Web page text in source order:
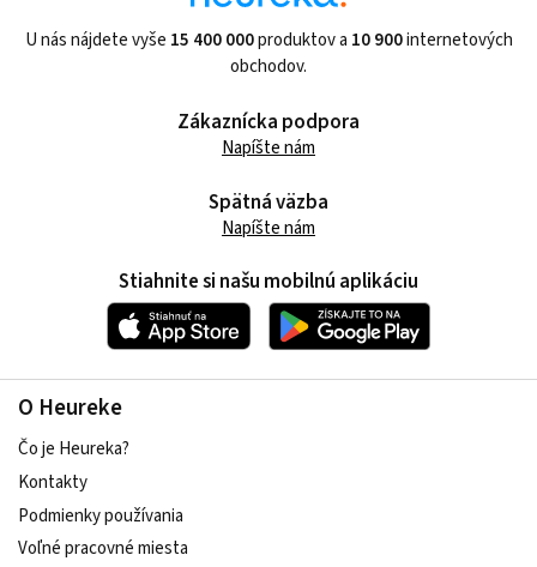
U nás nájdete vyše 15 400 000produktov a 10 900internetových
obchodov.
O Heureke
Čo je Heureka?
Kontakty
Podmienky používania
Voľné pracovné miesta
Zákaznícka podpora
Napíšte nám
Spätná väzba
Napíšte nám
Stiahnite si našu mobilnú aplikáciu